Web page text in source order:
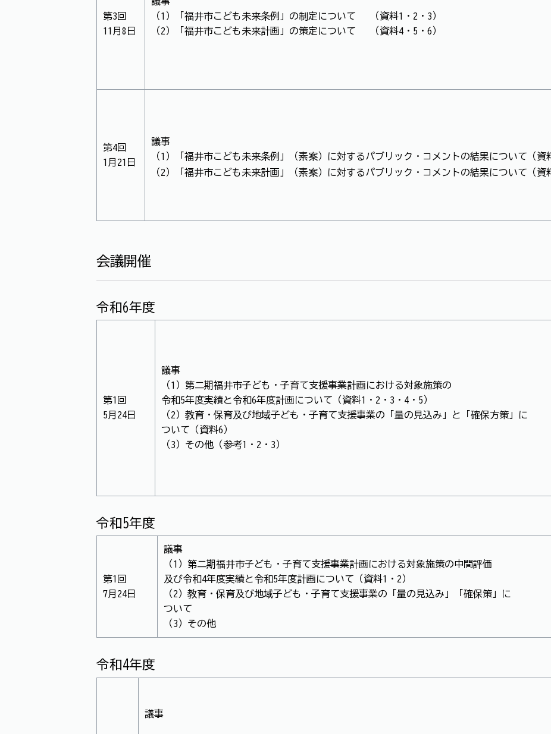
第3回
11月8日
（1）「福井市こども未来条例」の制定について （資料1・2・3）
（2）「福井市こども未来計画」の策定について （資料4・5・6）
第4回
1月21日
議事
（1）「福井市こども未来条例」（素案）に対するパブリック・コメントの結果について（資
（2）「福井市こども未来計画」（素案）に対するパブリック・コメントの結果について（資
会議開催
令和6年度
第1回
5月24日
議事
（1）第二期福井市子ども・子育て支援事業計画における対象施策の
令和5年度実績と令和6年度計画について（資料1・2・3・4・5）
（2）教育・保育及び地域子ども・子育て支援事業の「量の見込み」と「確保方策」に
ついて（資料6）
（3）その他（参考1・2・3）
令和5年度
第1回
7月24日
議事
（1）第二期福井市子ども・子育て支援事業計画における対象施策の中間評価
及び令和4年度実績と令和5年度計画について（資料1・2）
（2）教育・保育及び地域子ども・子育て支援事業の「量の見込み」「確保策」に
ついて
（3）その他
令和4年度
議事